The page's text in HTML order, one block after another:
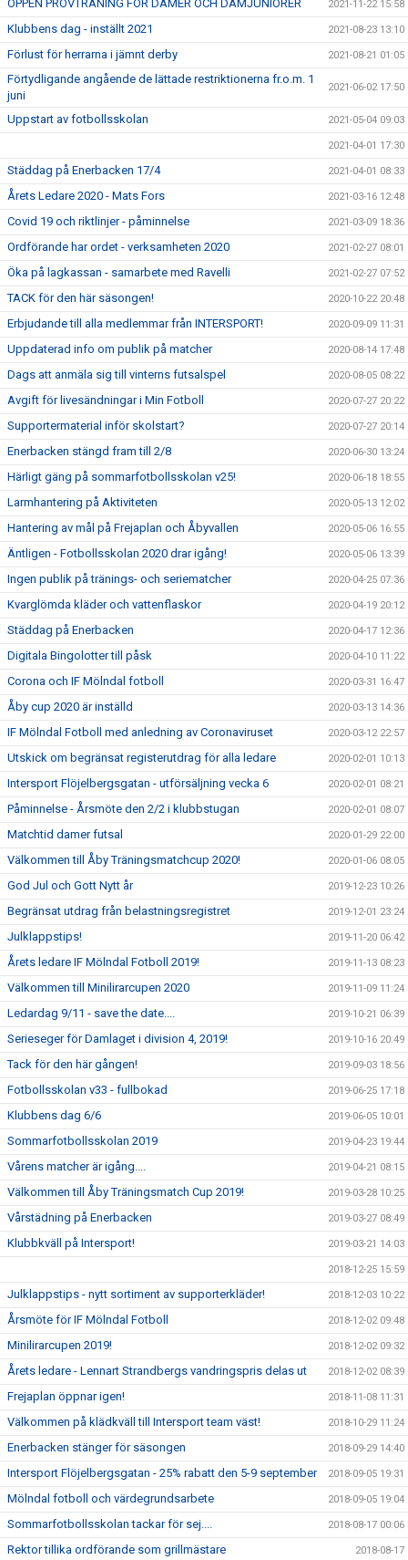
ÖPPEN PROVTRÄNING FÖR DAMER OCH DAMJUNIORER 2021-11-22 15:58
Klubbens dag - inställt 2021 2021-08-23 13:10
Förlust för herrarna i jämnt derby 2021-08-21 01:05
Förtydligande angående de lättade restriktionerna fr.o.m. 1
juni
2021-06-02 17:50
Uppstart av fotbollsskolan 2021-05-04 09:03
2021-04-01 17:30
Städdag på Enerbacken 17/4 2021-04-01 08:33
Årets Ledare 2020 - Mats Fors 2021-03-16 12:48
Covid 19 och riktlinjer - påminnelse 2021-03-09 18:36
Ordförande har ordet - verksamheten 2020 2021-02-27 08:01
Öka på lagkassan - samarbete med Ravelli 2021-02-27 07:52
TACK för den här säsongen! 2020-10-22 20:48
Erbjudande till alla medlemmar från INTERSPORT! 2020-09-09 11:31
Uppdaterad info om publik på matcher 2020-08-14 17:48
Dags att anmäla sig till vinterns futsalspel 2020-08-05 08:22
Avgift för livesändningar i Min Fotboll 2020-07-27 20:22
Supportermaterial inför skolstart? 2020-07-27 20:14
Enerbacken stängd fram till 2/8 2020-06-30 13:24
Härligt gäng på sommarfotbollsskolan v25! 2020-06-18 18:55
Larmhantering på Aktiviteten 2020-05-13 12:02
Hantering av mål på Frejaplan och Åbyvallen 2020-05-06 16:55
Äntligen - Fotbollsskolan 2020 drar igång! 2020-05-06 13:39
Ingen publik på tränings- och seriematcher 2020-04-25 07:36
Kvarglömda kläder och vattenflaskor 2020-04-19 20:12
Städdag på Enerbacken 2020-04-17 12:36
Digitala Bingolotter till påsk 2020-04-10 11:22
Corona och IF Mölndal fotboll 2020-03-31 16:47
Åby cup 2020 är inställd 2020-03-13 14:36
IF Mölndal Fotboll med anledning av Coronaviruset 2020-03-12 22:57
Utskick om begränsat registerutdrag för alla ledare 2020-02-01 10:13
Intersport Flöjelbergsgatan - utförsäljning vecka 6 2020-02-01 08:21
Påminnelse - Årsmöte den 2/2 i klubbstugan 2020-02-01 08:07
Matchtid damer futsal 2020-01-29 22:00
Välkommen till Åby Träningsmatchcup 2020! 2020-01-06 08:05
God Jul och Gott Nytt år 2019-12-23 10:26
Begränsat utdrag från belastningsregistret 2019-12-01 23:24
Julklappstips! 2019-11-20 06:42
Årets ledare IF Mölndal Fotboll 2019! 2019-11-13 08:23
Välkommen till Minilirarcupen 2020 2019-11-09 11:24
Ledardag 9/11 - save the date.... 2019-10-21 06:39
Serieseger för Damlaget i division 4, 2019! 2019-10-16 20:49
Tack för den här gången! 2019-09-03 18:56
Fotbollsskolan v33 - fullbokad 2019-06-25 17:18
Klubbens dag 6/6 2019-06-05 10:01
Sommarfotbollsskolan 2019 2019-04-23 19:44
Vårens matcher är igång.... 2019-04-21 08:15
Välkommen till Åby Träningsmatch Cup 2019! 2019-03-28 10:25
Vårstädning på Enerbacken 2019-03-27 08:49
Klubbkväll på Intersport! 2019-03-21 14:03
2018-12-25 15:59
Julklappstips - nytt sortiment av supporterkläder! 2018-12-03 10:22
Årsmöte för IF Mölndal Fotboll 2018-12-02 09:48
Minilirarcupen 2019! 2018-12-02 09:32
Årets ledare - Lennart Strandbergs vandringspris delas ut 2018-12-02 08:39
Frejaplan öppnar igen! 2018-11-08 11:31
Välkommen på klädkväll till Intersport team väst! 2018-10-29 11:24
Enerbacken stänger för säsongen 2018-09-29 14:40
Intersport Flöjelbergsgatan - 25% rabatt den 5-9 september 2018-09-05 19:31
Mölndal fotboll och värdegrundsarbete 2018-09-05 19:04
Sommarfotbollsskolan tackar för sej.... 2018-08-17 00:06
Rektor tillika ordförande som grillmästare 2018-08-17